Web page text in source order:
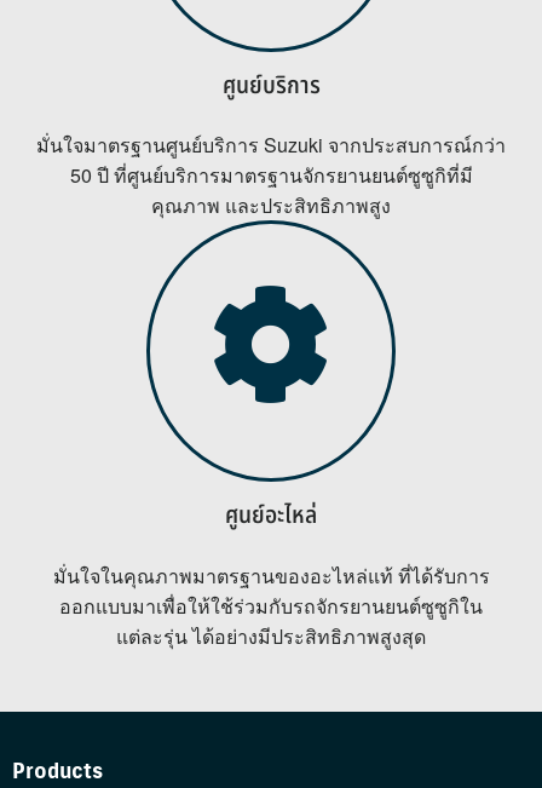
ศูนย์บริการ
มั่นใจมาตรฐานศูนย์บริการ Suzuki จากประสบการณ์กว่า
50 ปี ที่ศูนย์บริการมาตรฐานจักรยานยนต์ซูซูกิที่มี
คุณภาพ และประสิทธิภาพสูง
ศูนย์อะไหล่
มั่นใจในคุณภาพมาตรฐานของอะไหล่แท้ ที่ได้รับการ
ออกแบบมาเพื่อให้ใช้ร่วมกับรถจักรยานยนต์ซูซูกิใน
แต่ละรุ่น ได้อย่างมีประสิทธิภาพสูงสุด
Products